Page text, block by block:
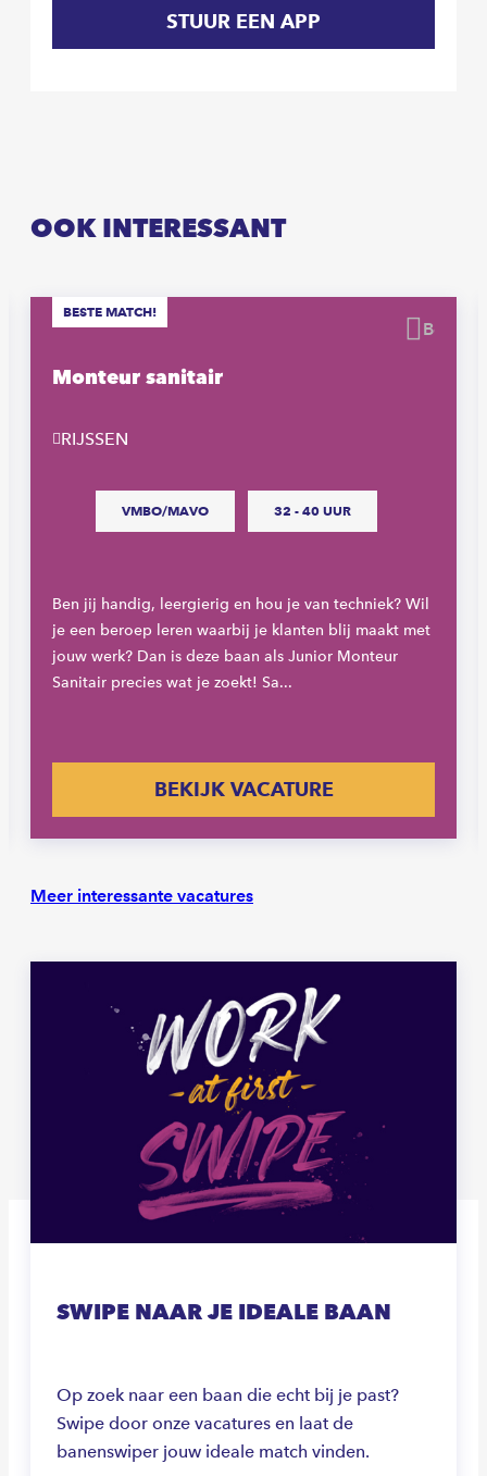
STUUR EEN APP
OOK INTERESSANT
Monteur sanitair
RIJSSEN
VMBO/MAVO 32 - 40 UUR
Ben jij handig, leergierig en hou je van techniek? Wil
je een beroep leren waarbij je klanten blij maakt met
jouw werk? Dan is deze baan als Junior Monteur
Sanitair precies wat je zoekt! Sa...
BEKIJK VACATURE
BESTE MATCH!
Meer interessante vacatures
SWIPE NAAR JE IDEALE BAAN
Op zoek naar een baan die echt bij je past?
Swipe door onze vacatures en laat de
banenswiper jouw ideale match vinden.